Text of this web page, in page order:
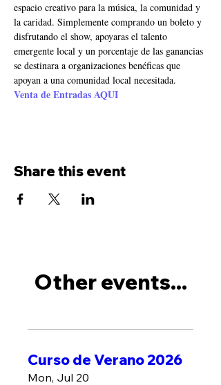
espacio creativo para la música, la comunidad y
la caridad. Simplemente comprando un boleto y
disfrutando el show, apoyaras el talento
emergente local y un porcentaje de las ganancias
se destinara a organizaciones benéficas que
apoyan a una comunidad local necesitada.
Venta de Entradas AQUI
Share this event
Other events...
Curso de Verano 2026
Mon, Jul 20